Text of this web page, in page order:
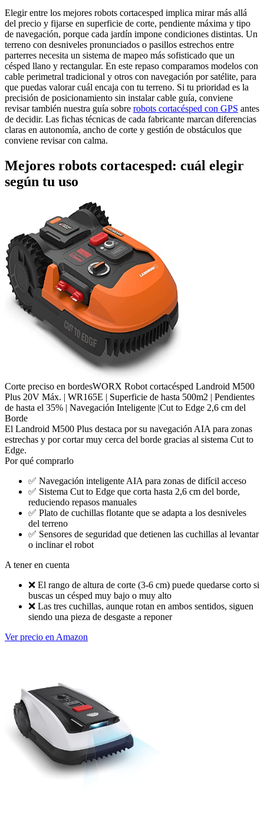
Elegir entre los mejores robots cortacesped implica mirar más allá
del precio y fijarse en superficie de corte, pendiente máxima y tipo
de navegación, porque cada jardín impone condiciones distintas. Un
terreno con desniveles pronunciados o pasillos estrechos entre
parterres necesita un sistema de mapeo más sofisticado que un
césped llano y rectangular. En este repaso comparamos modelos con
cable perimetral tradicional y otros con navegación por satélite, para
que puedas valorar cuál encaja con tu terreno. Si tu prioridad es la
precisión de posicionamiento sin instalar cable guía, conviene
revisar también nuestra guía sobre robots cortacésped con GPS antes
de decidir. Las fichas técnicas de cada fabricante marcan diferencias
claras en autonomía, ancho de corte y gestión de obstáculos que
conviene revisar con calma.
Mejores robots cortacesped: cuál elegir
según tu uso
Corte preciso en bordesWORX Robot cortacésped Landroid M500
Plus 20V Máx. | WR165E | Superficie de hasta 500m2 | Pendientes
de hasta el 35% | Navegación Inteligente |Cut to Edge 2,6 cm del
Borde
El Landroid M500 Plus destaca por su navegación AIA para zonas
estrechas y por cortar muy cerca del borde gracias al sistema Cut to
Edge.
Por qué comprarlo
✅ Navegación inteligente AIA para zonas de difícil acceso
✅ Sistema Cut to Edge que corta hasta 2,6 cm del borde,
reduciendo repasos manuales
✅ Plato de cuchillas flotante que se adapta a los desniveles
del terreno
✅ Sensores de seguridad que detienen las cuchillas al levantar
o inclinar el robot
A tener en cuenta
❌ El rango de altura de corte (3-6 cm) puede quedarse corto si
buscas un césped muy bajo o muy alto
❌ Las tres cuchillas, aunque rotan en ambos sentidos, siguen
siendo una pieza de desgaste a reponer
Ver precio en Amazon